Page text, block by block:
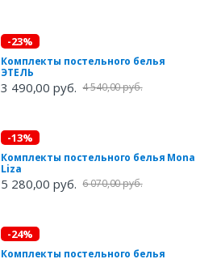
-23%
Комплекты постельного белья
ЭТЕЛЬ
3 490,00 руб. 4 540,00 руб.
-13%
Комплекты постельного белья Mona
Liza
5 280,00 руб. 6 070,00 руб.
-24%
Комплекты постельного белья